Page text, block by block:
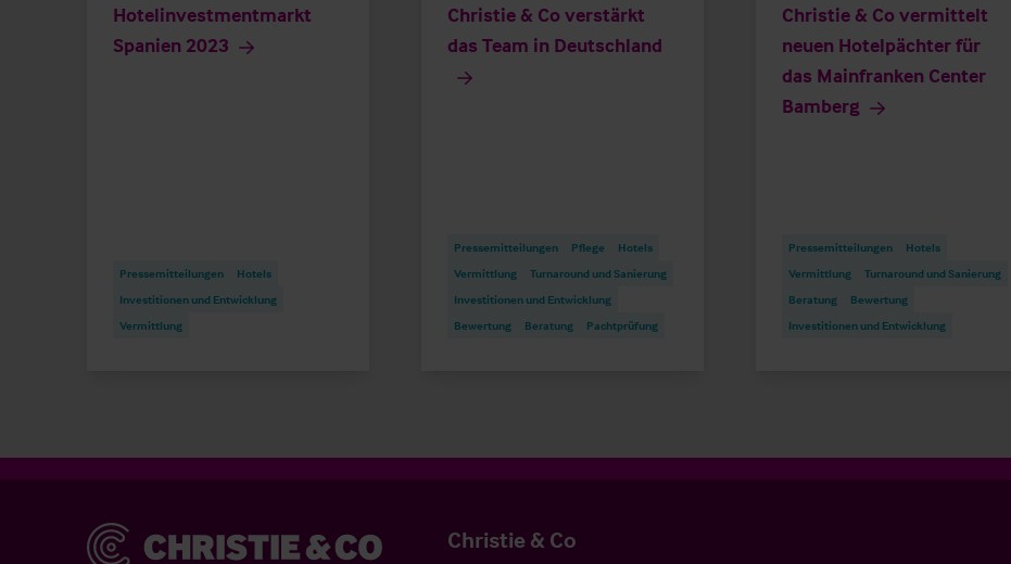
Hotelinvestmentmarkt
Spanien 2023
Pressemitteilungen
Hotels
Investitionen und Entwicklung
Vermittlung
Christie & Co verstärkt
das Team in Deutschland
Pressemitteilungen Pflege
Hotels
Vermittlung
Turnaround und Sanierung
Investitionen und Entwicklung
Bewertung
Beratung Pachtprüfung
Christie & Co vermittelt
neuen Hotelpächter für
das Mainfranken Center
Bamberg
Pressemitteilungen
Hotels
Vermittlung
Turnaround und Sanierung
Beratung
Bewertung
Investitionen und Entwicklung
Christie & Co Christie & Co